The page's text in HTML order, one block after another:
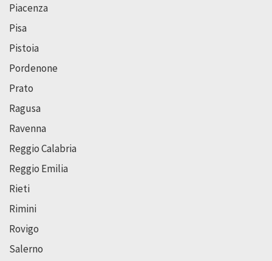
Piacenza
Pisa
Pistoia
Pordenone
Prato
Ragusa
Ravenna
Reggio Calabria
Reggio Emilia
Rieti
Rimini
Rovigo
Salerno